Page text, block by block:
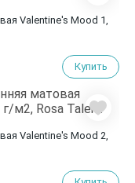
Valentine's Mood 1,
Купить
Valentine's Mood 2,